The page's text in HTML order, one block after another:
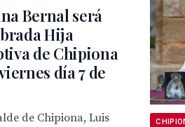
Bernal será
Hija
de Chipiona
día 7 de
de Chipiona, Luis